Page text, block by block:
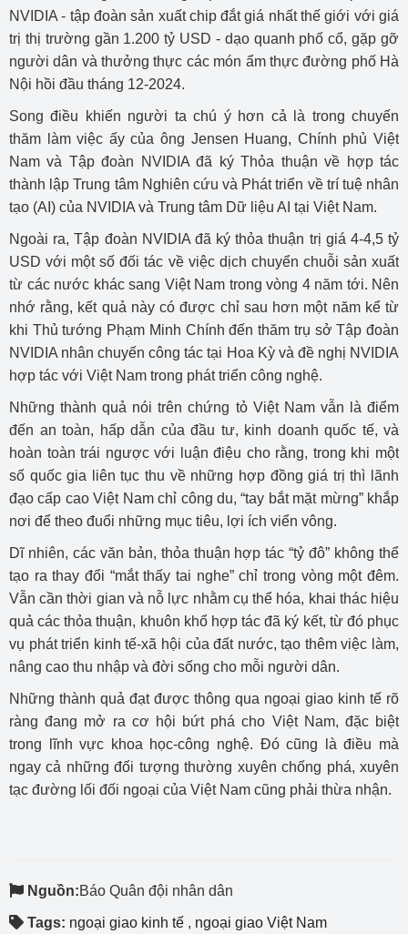
NVIDIA - tập đoàn sản xuất chip đắt giá nhất thế giới với giá
trị thị trường gần 1.200 tỷ USD - dạo quanh phố cổ, gặp gỡ
người dân và thưởng thực các món ẩm thực đường phố Hà
Nội hồi đầu tháng 12-2024.
Song điều khiến người ta chú ý hơn cả là trong chuyến
thăm làm việc ấy của ông Jensen Huang, Chính phủ Việt
Nam và Tập đoàn NVIDIA đã ký Thỏa thuận về hợp tác
thành lập Trung tâm Nghiên cứu và Phát triển về trí tuệ nhân
tạo (AI) của NVIDIA và Trung tâm Dữ liệu AI tại Việt Nam.
Ngoài ra, Tập đoàn NVIDIA đã ký thỏa thuận trị giá 4-4,5 tỷ
USD với một số đối tác về việc dịch chuyển chuỗi sản xuất
từ các nước khác sang Việt Nam trong vòng 4 năm tới. Nên
nhớ rằng, kết quả này có được chỉ sau hơn một năm kể từ
khi Thủ tướng Phạm Minh Chính đến thăm trụ sở Tập đoàn
NVIDIA nhân chuyến công tác tại Hoa Kỳ và đề nghị NVIDIA
hợp tác với Việt Nam trong phát triển công nghệ.
Những thành quả nói trên chứng tỏ Việt Nam vẫn là điểm
đến an toàn, hấp dẫn của đầu tư, kinh doanh quốc tế, và
hoàn toàn trái ngược với luận điệu cho rằng, trong khi một
số quốc gia liên tục thu về những hợp đồng giá trị thì lãnh
đạo cấp cao Việt Nam chỉ công du, “tay bắt mặt mừng” khắp
nơi để theo đuổi những mục tiêu, lợi ích viển vông.
Dĩ nhiên, các văn bản, thỏa thuận hợp tác “tỷ đô” không thể
tạo ra thay đổi “mắt thấy tai nghe” chỉ trong vòng một đêm.
Vẫn cần thời gian và nỗ lực nhằm cụ thể hóa, khai thác hiệu
quả các thỏa thuận, khuôn khổ hợp tác đã ký kết, từ đó phục
vụ phát triển kinh tế-xã hội của đất nước, tạo thêm việc làm,
nâng cao thu nhập và đời sống cho mỗi người dân.
Những thành quả đạt được thông qua ngoại giao kinh tế rõ
ràng đang mở ra cơ hội bứt phá cho Việt Nam, đặc biệt
trong lĩnh vực khoa học-công nghệ. Đó cũng là điều mà
ngay cả những đối tượng thường xuyên chống phá, xuyên
tạc đường lối đối ngoại của Việt Nam cũng phải thừa nhận.
Nguồn:Báo Quân đội nhân dân
Tags: ngoại giao kinh tế , ngoại giao Việt Nam